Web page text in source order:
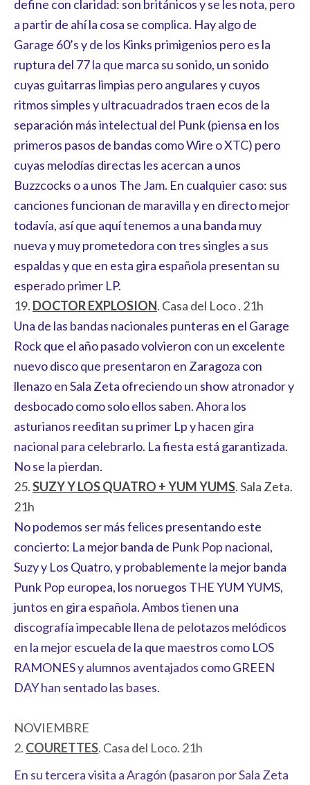
define con claridad: son británicos y se les nota, pero
a partir de ahí la cosa se complica. Hay algo de
Garage 60’s y de los Kinks primigenios pero es la
ruptura del 77 la que marca su sonido, un sonido
cuyas guitarras limpias pero angulares y cuyos
ritmos simples y ultracuadrados traen ecos de la
separación más intelectual del Punk (piensa en los
primeros pasos de bandas como Wire o XTC) pero
cuyas melodías directas les acercan a unos
Buzzcocks o a unos The Jam. En cualquier caso: sus
canciones funcionan de maravilla y en directo mejor
todavía, así que aquí tenemos a una banda muy
nueva y muy prometedora con tres singles a sus
espaldas y que en esta gira española presentan su
esperado primer LP.
19. DOCTOR EXPLOSION. Casa del Loco . 21h
Una de las bandas nacionales punteras en el Garage
Rock que el año pasado volvieron con un excelente
nuevo disco que presentaron en Zaragoza con
llenazo en Sala Zeta ofreciendo un show atronador y
desbocado como solo ellos saben. Ahora los
asturianos reeditan su primer Lp y hacen gira
nacional para celebrarlo. La fiesta está garantizada.
No se la pierdan.
25.SUZY Y LOS QUATRO + YUM YUMS. Sala Zeta.
21h
No podemos ser más felices presentando este
concierto: La mejor banda de Punk Pop nacional,
Suzy y Los Quatro, y probablemente la mejor banda
Punk Pop europea, los noruegos THE YUM YUMS,
juntos en gira española. Ambos tienen una
discografía impecable llena de pelotazos melódicos
en la mejor escuela de la que maestros como LOS
RAMONES y alumnos aventajados como GREEN
DAY han sentado las bases.
NOVIEMBRE
2. COURETTES. Casa del Loco. 21h
En su tercera visita a Aragón (pasaron por Sala Zeta